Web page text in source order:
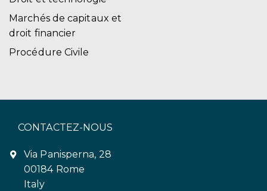
Marchés de capitaux et
droit financier
Procédure Civile
CONTACTEZ-NOUS
Via Panisperna, 28
00184 Rome
Italy